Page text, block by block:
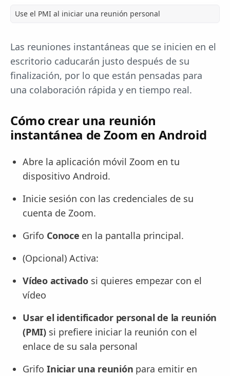
Use el PMI al iniciar una reunión personal
Las reuniones instantáneas que se inicien en el
escritorio caducarán justo después de su
finalización, por lo que están pensadas para
una colaboración rápida y en tiempo real.
Cómo crear una reunión
instantánea de Zoom en Android
Abre la aplicación móvil Zoom en tu
dispositivo Android.
Inicie sesión con las credenciales de su
cuenta de Zoom.
Grifo Conoce en la pantalla principal.
(Opcional) Activa:
Vídeo activadosi quieres empezar con el
vídeo
Usar el identificador personal de la reunión
(PMI)si prefiere iniciar la reunión con el
enlace de su sala personal
Grifo Iniciar una reunión para emitir en